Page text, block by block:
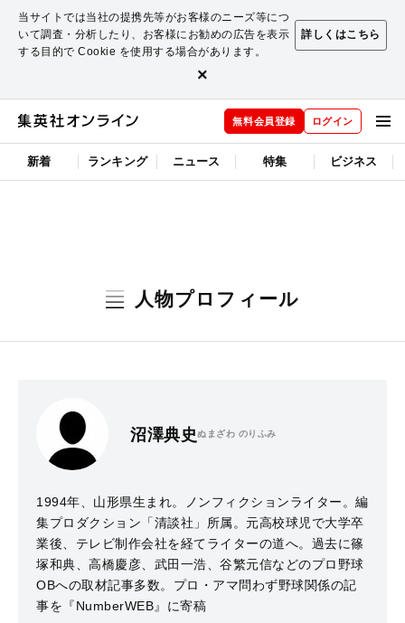
当サイトでは当社の提携先等がお客様のニーズ等につ
いて調査・分析したり、お客様にお勧めの広告を表示
する目的で Cookie を使用する場合があります。
詳しくはこちら
×
無料会員登録 ログイン
新着 ランキング ニュース 特集 ビジネス
人物プロフィール
沼澤典史ぬまざわ のりふみ
1994年、山形県生まれ。ノンフィクションライター。編
集プロダクション「清談社」所属。元高校球児で大学卒
業後、テレビ制作会社を経てライターの道へ。過去に篠
塚和典、高橋慶彦、武田一浩、谷繁元信などのプロ野球
OBへの取材記事多数。プロ・アマ問わず野球関係の記
事を『NumberWEB』に寄稿